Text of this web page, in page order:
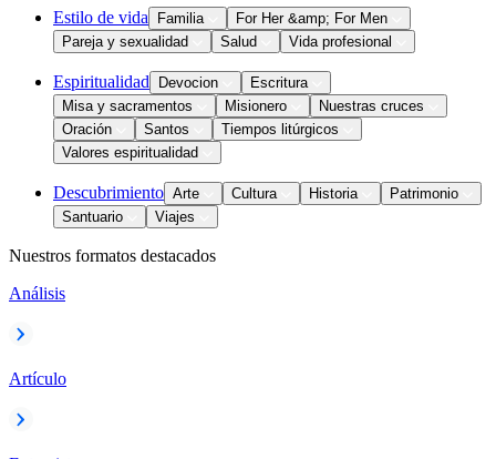
Estilo de vida Familia
For Her &amp; For Men
Pareja y sexualidad
Salud Vida profesional
Espiritualidad Devocion
Escritura
Misa y sacramentos
Misionero
Nuestras cruces
Oración
Santos
Tiempos litúrgicos
Valores espiritualidad
Descubrimiento Arte Cultura Historia
Patrimonio
Santuario
Viajes
Nuestros formatos destacados
Análisis
Artículo